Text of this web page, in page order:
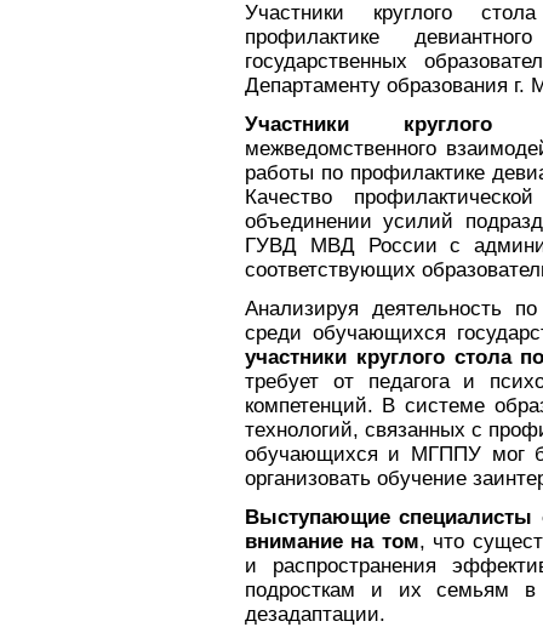
Участники круглого
профилактике
государственных
Департаменту образования г.
Участники круглого
межведомственного
работы по профилактике
Качество
объединении усилий
ГУВД МВД России с
соответствующих
Анализируя деятельность
среди обучающихся
участники круглого стола
требует от педагога и
компетенций. В системе
технологий, связанных с
обучающихся и МГППУ мог
организовать обучение
Выступающие специалисты
внимание на том, что
и распространения
подросткам и их семьям в
дезадаптации.